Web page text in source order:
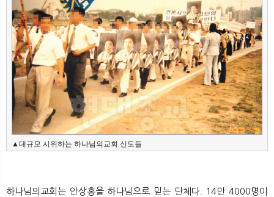
▲대규모 시위하는 하나님의교회 신도들
하나님의교회는 안상홍을 하나님으로 믿는 단체다. 14만 4000명이